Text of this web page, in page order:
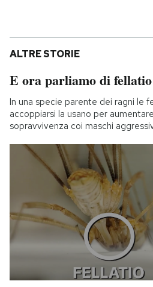
ALTRE STORIE
E ora parliamo di
In una specie parente dei ragni le
accoppiarsi la usano per
sopravvivenza coi maschi